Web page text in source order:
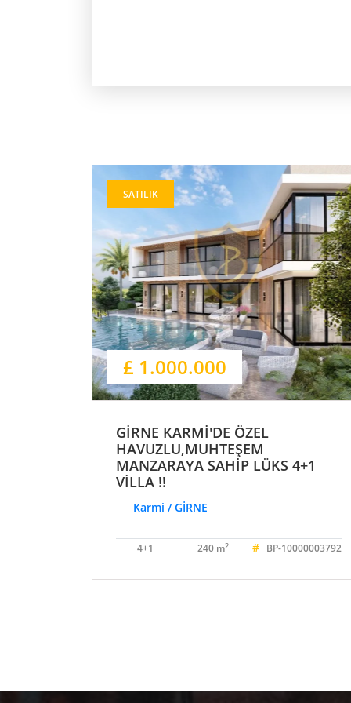
SATILIK
£ 1.000.000
GİRNE KARMİ'DE ÖZEL
HAVUZLU,MUHTEŞEM
MANZARAYA SAHİP LÜKS 4+1
VİLLA !!
Karmi / GİRNE
4+1 240 m2 # BP-10000003792